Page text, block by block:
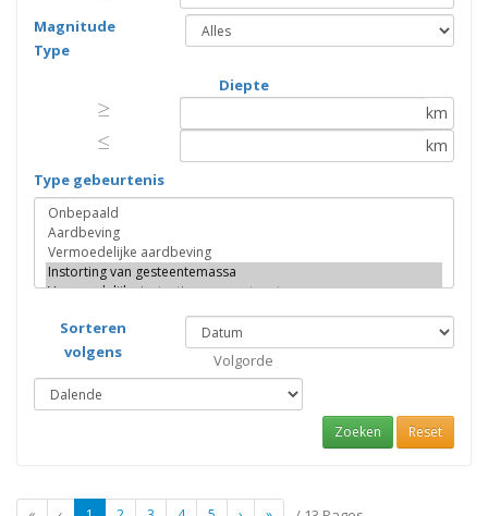
Magnitude
Type
Diepte
≥
≥
km
≤
≤ km
Type gebeurtenis
Sorteren
volgens
Volgorde
Zoeken Reset